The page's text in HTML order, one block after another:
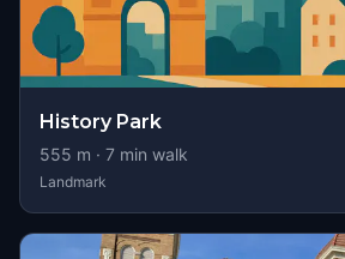
History Park
555 m · 7 min walk
Landmark